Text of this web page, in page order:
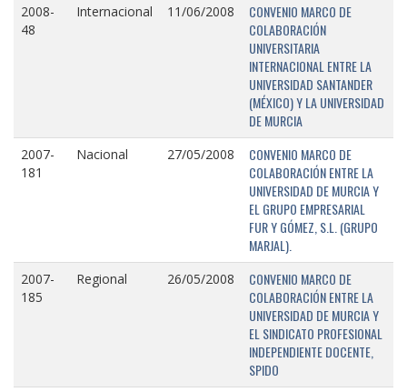
2008-
48
Internacional 11/06/2008
CONVENIO MARCO DE
COLABORACIÓN
UNIVERSITARIA
INTERNACIONAL ENTRE LA
UNIVERSIDAD SANTANDER
(MÉXICO) Y LA UNIVERSIDAD
DE MURCIA
2007-
181
Nacional 27/05/2008
CONVENIO MARCO DE
COLABORACIÓN ENTRE LA
UNIVERSIDAD DE MURCIA Y
EL GRUPO EMPRESARIAL
FUR Y GÓMEZ, S.L. (GRUPO
MARJAL).
2007-
185
Regional 26/05/2008
CONVENIO MARCO DE
COLABORACIÓN ENTRE LA
UNIVERSIDAD DE MURCIA Y
EL SINDICATO PROFESIONAL
INDEPENDIENTE DOCENTE,
SPIDO